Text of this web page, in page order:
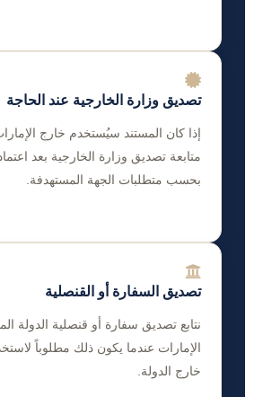
تصديق وزارة الخارجية عند الحاجة
إذا كان المستند سيُستخدم خارج
متابعة تصديق وزارة الخارجية بعد
بحسب متطلبات الجهة المستهدفة.
تصديق السفارة أو القنصلية
نتابع تصديق سفارة أو قنصلية الدولة
الإمارات عندما يكون ذلك مطلوباً
خارج الدولة.